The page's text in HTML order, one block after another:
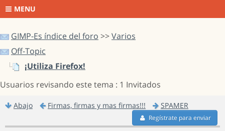
MENU
GIMP-Es índice del foro >>Varios
Off-Topic
¡Utiliza Firefox!
Usuarios revisando este tema : 1 Invitados
Abajo Firmas, firmas y mas firmas!!! SPAMER
Regístrate para enviar